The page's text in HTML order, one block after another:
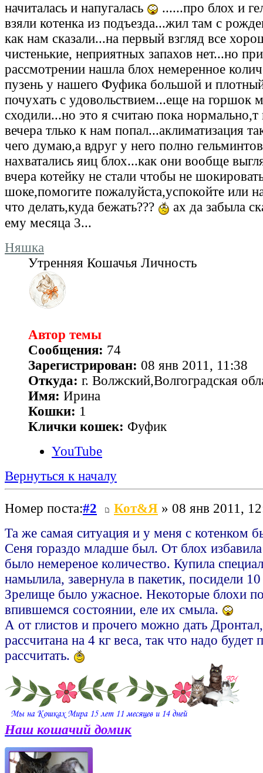
начиталась и напугалась
......про блох и
взяли котенка из подъезда...жил там с
как нам сказали...на первый взгляд все
чистенькие, неприятных запахов нет...но
рассмотрении нашла блох немеренное
пузень у нашего Фуфика большой и
почухать с удовольствием...еще на горшок
сходили...но это я считаю пока нормально,т
вечера тлько к нам попал...аклиматизация
чего думаю,а вдруг у него полно
нахватались яиц блох...как они вообще
вчера котейку не стали чтобы не
шоке,помогите пожалуйста,успокойте или
что делать,куда бежать???
ах да забыла
ему месяца 3...
Няшка
Утренняя Кошачья Личность
Автор темы
Сообщения: 74
Зарегистрирован: 08 янв 2011, 11:38
Откуда: г. Волжский,Волгоградская
Имя: Ирина
Кошки: 1
Клички кошек: Фуфик
YouTube
Вернуться к началу
Номер поста:#2 Кот&Я » 08 янв 2011,
Та же самая ситуация и у меня с котенком
Сеня гораздо младше был. От блох
было немереное количество. Купила
намылила, завернула в пакетик, посидели
Зрелище было ужасное. Некоторые блохи
впившемся состоянии, еле их смыла.
А от глистов и прочего можно дать Дронтал,
рассчитана на 4 кг веса, так что надо будет
рассчитать.
Наш кошачий домик